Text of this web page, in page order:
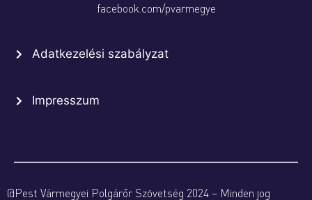
facebook.com/pvarmegye
Adatkezelési szabályzat
Impresszum
@Pest Vármegyei Polgárőr Szövetség 2024 – Minden jog